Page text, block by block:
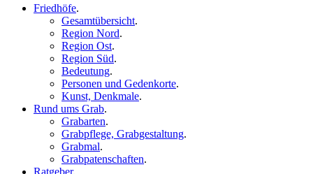
Friedhöfe.
Gesamtübersicht.
Region Nord.
Region Ost.
Region Süd.
Bedeutung.
Personen und Gedenkorte.
Kunst, Denkmale.
Rund ums Grab.
Grabarten.
Grabpflege, Grabgestaltung.
Grabmal.
Grabpatenschaften.
Ratgeber.